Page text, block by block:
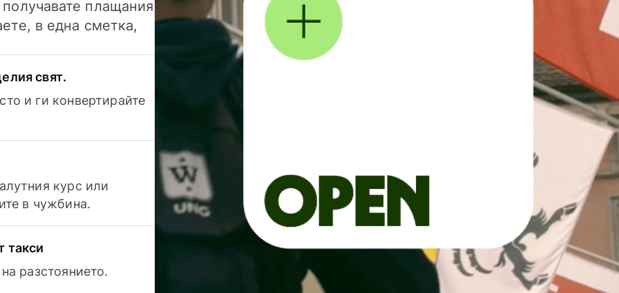
плащания
в една сметка,
свят.
и ги конвертирайте
курс или
в чужбина.
такси
разстоянието.